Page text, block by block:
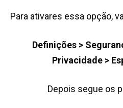
Para ativares essa opção,
Definições >
Privacidade >
Depois segue os